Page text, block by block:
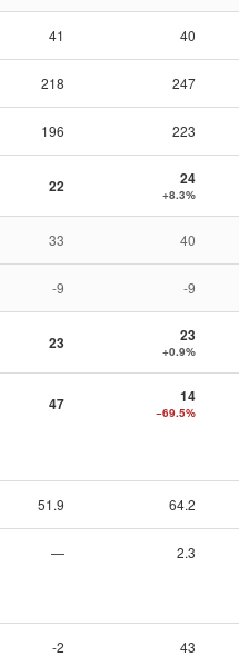
41 40
218 247
196 223
22 24
+8.3%
33 40
-9 -9
23 23
+0.9%
47 14
−69.5%
51.9 64.2
— 2.3
-2 43